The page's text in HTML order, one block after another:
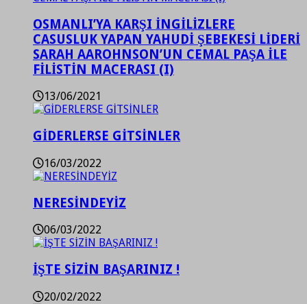
OSMANLI’YA KARŞI İNGİLİZLERE
CASUSLUK YAPAN YAHUDİ ŞEBEKESİ LİDERİ
SARAH AAROHNSON’UN CEMAL PAŞA İLE
FİLİSTİN MACERASI (I)
13/06/2021
GİDERLERSE GİTSİNLER
16/03/2022
NERESİNDEYİZ
06/03/2022
İŞTE SİZİN BAŞARINIZ !
20/02/2022